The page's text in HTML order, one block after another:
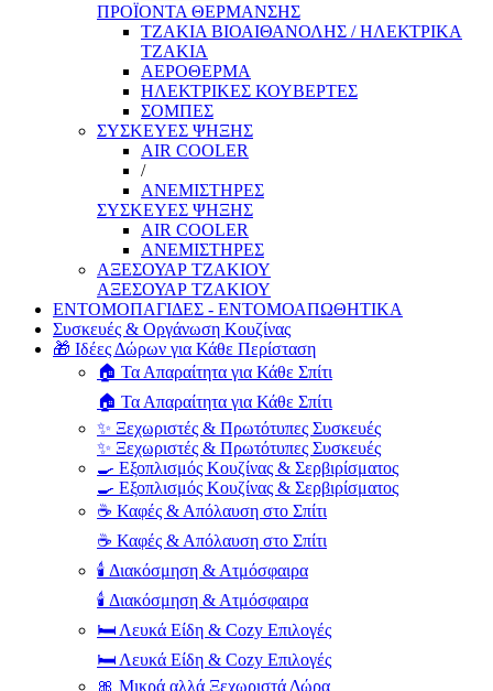
ΠΡΟΪΟΝΤΑ ΘΕΡΜΑΝΣΗΣ
ΤΖΑΚΙΑ ΒΙΟΑΙΘΑΝΟΛΗΣ / ΗΛΕΚΤΡΙΚΑ
ΤΖΑΚΙΑ
ΑΕΡΟΘΕΡΜΑ
ΗΛΕΚΤΡΙΚΕΣ ΚΟΥΒΕΡΤΕΣ
ΣΟΜΠΕΣ
ΣΥΣΚΕΥΕΣ ΨΗΞΗΣ
AIR COOLER
/
ΑΝΕΜΙΣΤΗΡΕΣ
ΣΥΣΚΕΥΕΣ ΨΗΞΗΣ
AIR COOLER
ΑΝΕΜΙΣΤΗΡΕΣ
ΑΞΕΣΟΥΑΡ ΤΖΑΚΙΟΥ
ΑΞΕΣΟΥΑΡ ΤΖΑΚΙΟΥ
ΕΝΤΟΜΟΠΑΓΙΔΕΣ - ΕΝΤΟΜΟΑΠΩΘΗΤΙΚΑ
Συσκευές & Οργάνωση Κουζίνας
🎁 Ιδέες Δώρων για Κάθε Περίσταση
🏠 Τα Απαραίτητα για Κάθε Σπίτι
🏠 Τα Απαραίτητα για Κάθε Σπίτι
✨ Ξεχωριστές & Πρωτότυπες Συσκευές
✨ Ξεχωριστές & Πρωτότυπες Συσκευές
🍳 Εξοπλισμός Κουζίνας & Σερβιρίσματος
🍳 Εξοπλισμός Κουζίνας & Σερβιρίσματος
☕ Καφές & Απόλαυση στο Σπίτι
☕ Καφές & Απόλαυση στο Σπίτι
🕯️ Διακόσμηση & Ατμόσφαιρα
🕯️ Διακόσμηση & Ατμόσφαιρα
🛏️ Λευκά Είδη & Cozy Επιλογές
🛏️ Λευκά Είδη & Cozy Επιλογές
🎀 Μικρά αλλά Ξεχωριστά Δώρα